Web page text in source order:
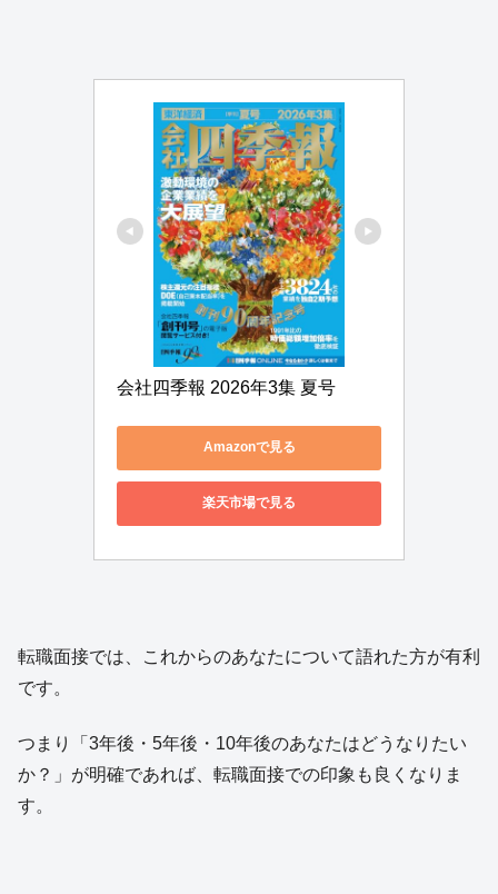
会社四季報 2026年3集 夏号
Amazonで見る
楽天市場で見る
転職面接では、これからのあなたについて語れた方が有利
です。
つまり「3年後・5年後・10年後のあなたはどうなりたい
か？」が明確であれば、転職面接での印象も良くなりま
す。